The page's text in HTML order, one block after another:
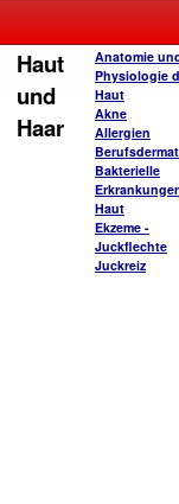
Haut
und
Haar
Anatomie
Physiologie
Haut
Akne
Allergien
Bakterielle
Haut
Ekzeme -
Juckflechte
Juckreiz